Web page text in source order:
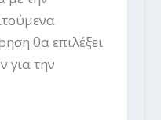
θα επιλέξει
για την